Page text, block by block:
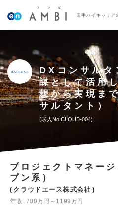
若手ハイキャリア
DXコンサル
謀として活用
想から実現ま
サルタント）
求人No.CLOUD-004
プロジェクトマネー
プン系）
クラウドエース株式会社
年収
700万円～1199万円